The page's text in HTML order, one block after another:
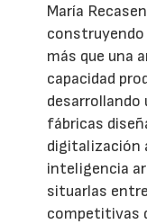
María
más que una
capacidad
desarrollando
fábricas
digitalización
inteligencia
situarlas
competitivas